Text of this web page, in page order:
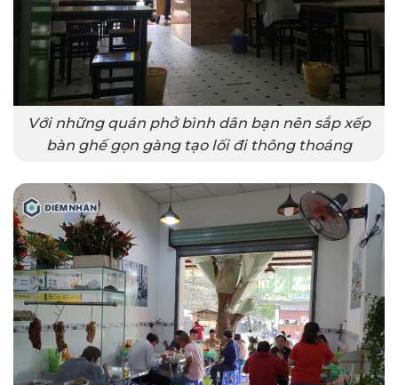
Với những quán phở bình dân bạn nên sắp xếp
bàn ghế gọn gàng tạo lối đi thông thoáng